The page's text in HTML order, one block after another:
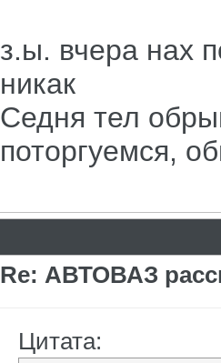
з.ы. вчера нах
никак
Седня тел
поторгуемся,
Re: АВТОВАЗ
Цитата: